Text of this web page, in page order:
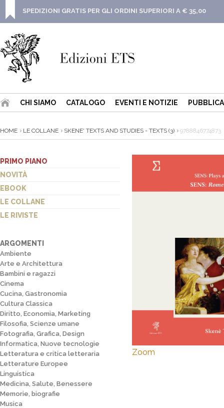
SPEDIZIONI GRATIS PER GLI ORDINI SUPERIORI A € 35,00
CHI SIAMO CATALOGO EVENTI E NOTIZIE
HOME LE COLLANE SKENE' TEXTS AND STUDIES - TEXTS (3) 9788846774873
PRIMO PIANO
NOVITÀ
EBOOK
LE COLLANE
LE RIVISTE
ARGOMENTI
Ambiente
Arte e Architettura
Bambini e ragazzi
Cinema
Cucina, Gastronomia
Cultura Classica
Diritto, Economia, Marketing
Filosofia, Scienze umane
Fotografia, Grafica, Design
Informatica, Nuove tecnologie
Letteratura e critica letteraria
Letterature Europee
Linguistica
Medicina, Salute, Benessere
Memorie, biografie
Musica
Zoom